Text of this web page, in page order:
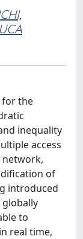
for the
inequality
access
network,
of
introduced
globally
to
real time,